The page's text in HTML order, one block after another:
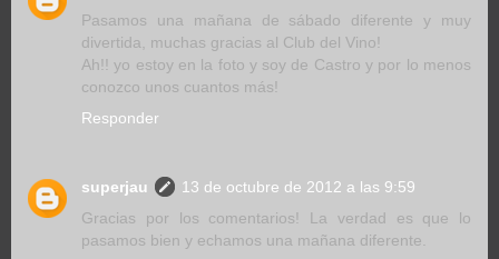
Pasamos una mañana de sábado diferente y muy
divertida, muchas gracias al Club del Vino!
Ah!! yo estoy en la foto y soy de Castro y por lo menos
conozco unos cuantos más!
Responder
superjau
13 de octubre de 2012 a las 9:59
Gracias por los comentarios! La verdad es que lo
pasamos bien y echamos una mañana diferente.